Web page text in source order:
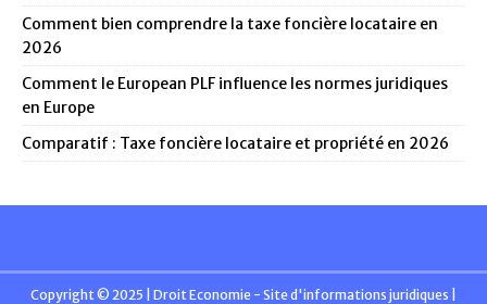
Comment bien comprendre la taxe foncière locataire en
2026
Comment le European PLF influence les normes juridiques
en Europe
Comparatif : Taxe foncière locataire et propriété en 2026
Copyright © 2025 | Droit Economie - Site d'informations juridiques